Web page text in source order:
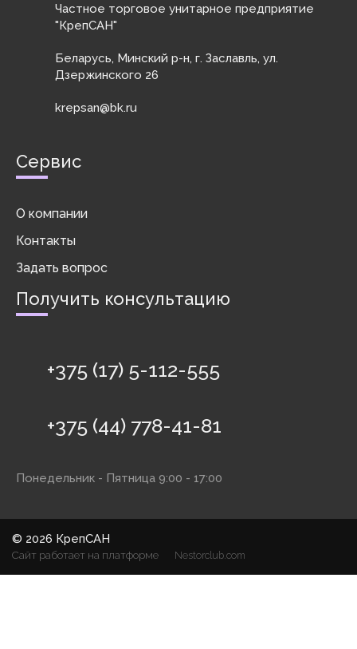
конструкций, как
Частное торговое унитарное предприятие
"КрепСАН"
Беларусь, Минский р-н, г. Заславль, ул.
Дзержинского 26
krepsan@bk.ru
Сервис
О компании
Контакты
Задать вопрос
Получить консультацию
+375 (17) 5-112-555
+375 (44) 778-41-81
Понедельник - Пятница 9:00 - 17:00
© 2026 КрепСАН
Сайт работает на платформе Nestorclub.com